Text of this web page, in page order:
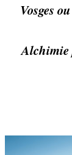
Vosges
Alchimie